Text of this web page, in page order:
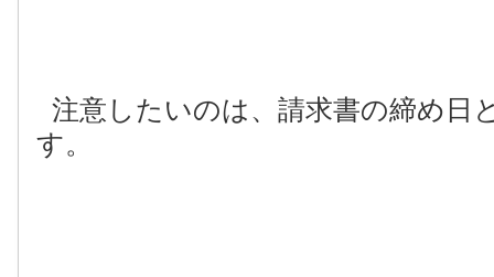
注意したいのは、請求書の締め日
す。